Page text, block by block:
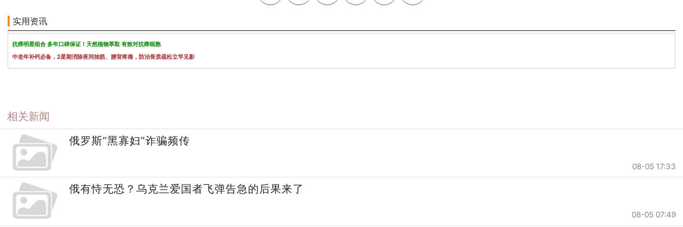
实用资讯
抗癌明星组合 多年口碑保证！天然植物萃取 有效对抗癌细胞
中老年补钙必备，2星期消除夜间抽筋、腰背疼痛，防治骨质疏松立竿见影
相关新闻
俄罗斯“黑寡妇”诈骗频传
08-05 17:33
俄有恃无恐？乌克兰爱国者飞弹告急的后果来了
08-05 07:49